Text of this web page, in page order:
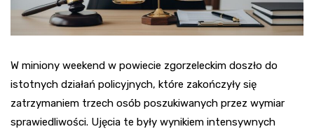
W miniony weekend w powiecie zgorzeleckim doszło do
istotnych działań policyjnych, które zakończyły się
zatrzymaniem trzech osób poszukiwanych przez wymiar
sprawiedliwości. Ujęcia te były wynikiem intensywnych